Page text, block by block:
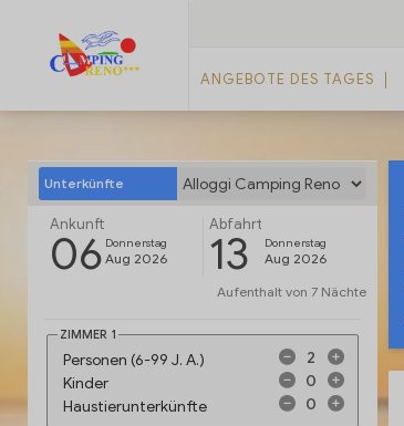
ANGEBOTE DES TAGES
Unterkünfte
Ankunft
06 Donnerstag
Aug 2026
Abfahrt
13 Donnerstag
Aug 2026
Aufenthalt von 7 Nächte
ZIMMER 1
Personen (6-99 J. A.)
Kinder
Haustierunterkünfte